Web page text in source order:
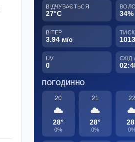
ВІДЧУВАЄТЬСЯ
27°C 34%
ВІТЕР
3.94 м/с
ТИСК
UV
0
СХІД
ПОГОДИННО
20
28°
0%
21
28°
0%
22